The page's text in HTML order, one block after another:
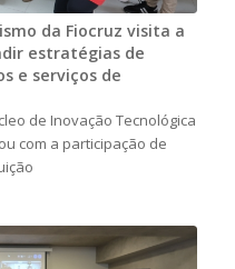
da Fiocruz visita a
estratégias de
e serviços de
de Inovação Tecnológica
com a participação de